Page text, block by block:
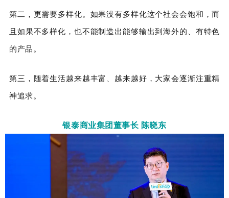
第二，更需要多样化。如果没有多样化这个社会会饱和，而
且如果不多样化，也不能制造出能够输出到海外的、有特色
的产品。
第三，随着生活越来越丰富、越来越好，大家会逐渐注重精
神追求。
银泰商业集团董事长 陈晓东